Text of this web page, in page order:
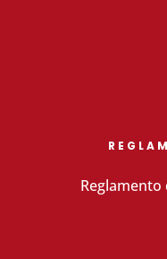
Reglamento